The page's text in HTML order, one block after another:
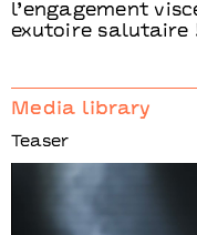
l’engagement
exutoire salutaire
Media library
Teaser